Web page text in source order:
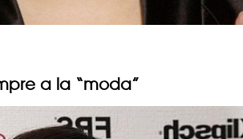
a la “moda”